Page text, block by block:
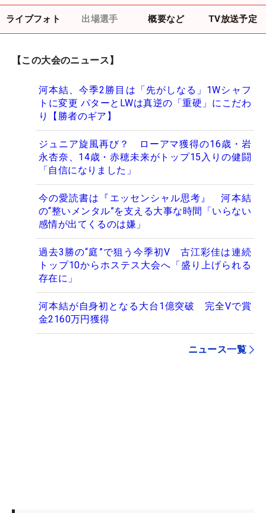
ライブフォト 出場選手 概要など TV放送予定
【この大会のニュース】
河本結、今季2勝目は「先がしなる」1Wシャフ
トに変更 パターとLWは真逆の「重硬」にこだわ
り【勝者のギア】
ジュニア旋風再び？ ローアマ獲得の16歳・岩
永杏奈、14歳・赤穂未来がトップ15入りの健闘
「自信になりました」
今の愛読書は『エッセンシャル思考』 河本結
の“整いメンタル”を支える大事な時間「いらない
感情が出てくるのは嫌」
過去3勝の“庭”で狙う今季初V 古江彩佳は連続
トップ10からホステス大会へ「盛り上げられる
存在に」
河本結が自身初となる大台1億突破 完全Vで賞
金2160万円獲得
ニュース一覧